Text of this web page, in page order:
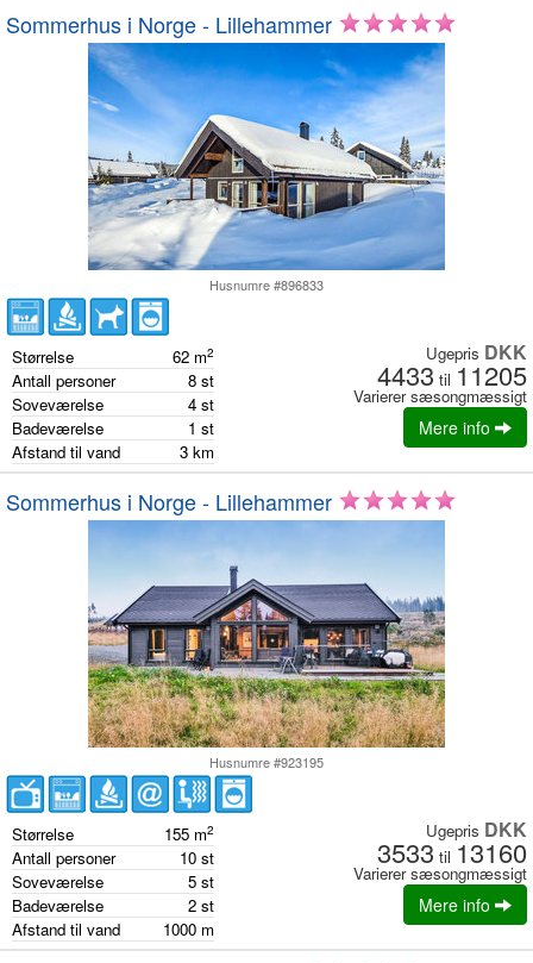
Sommerhus i Norge - Lillehammer
Husnumre #896833
Størrelse 62 m2
Antall personer 8 st
Soveværelse
4 st
Badeværelse
1 st
Afstand til vand
3 km
Ugepris DKK
4433 til 11205
Varierer sæsongmæssigt
Mere info
Sommerhus i Norge - Lillehammer
Husnumre #923195
Størrelse 155 m2
Antall personer 10 st
Soveværelse
5 st
Badeværelse
2 st
Afstand til vand
1000 m
Ugepris DKK
3533 til 13160
Varierer sæsongmæssigt
Mere info